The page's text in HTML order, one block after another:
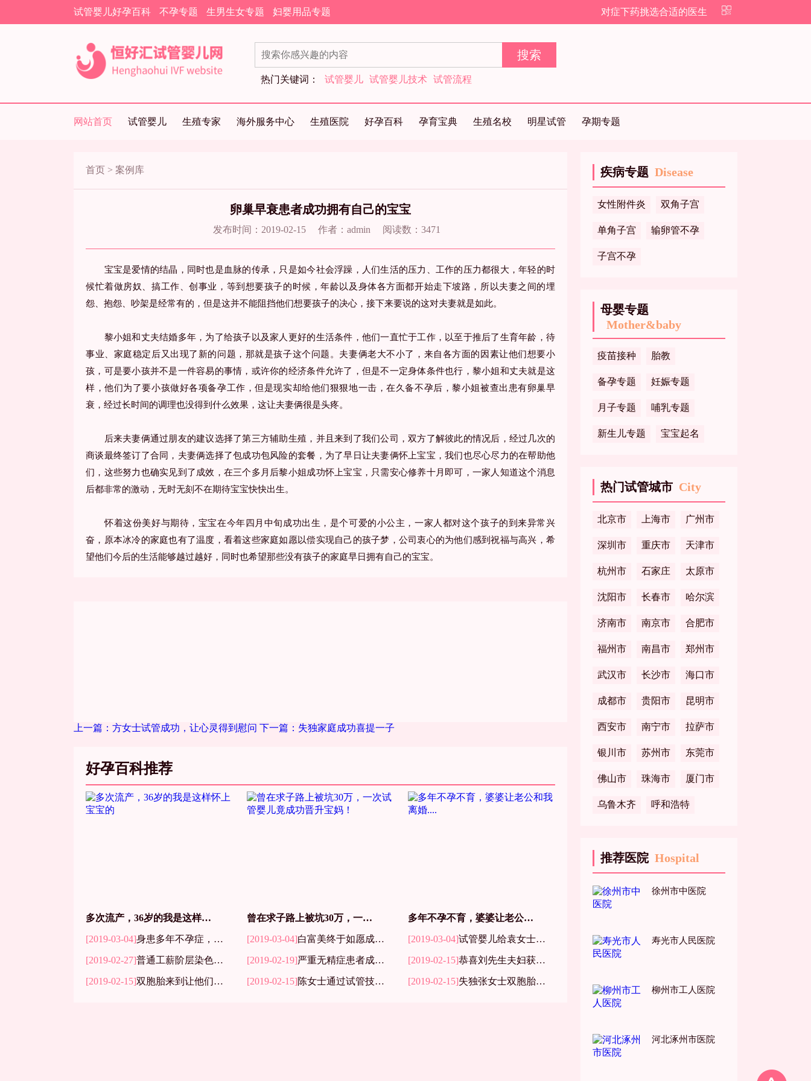
试管婴儿好孕百科 不孕专题 生男生女专题 妇婴用品专题 对症下药挑选合适的医生
热门关键词： 试管婴儿 试管婴儿技术 试管流程
网站首页 试管婴儿 生殖专家 海外服务中心 生殖医院 好孕百科 孕育宝典 生殖名校 明星试管 孕期专题
首页 > 案例库
卵巢早衰患者成功拥有自己的宝宝
发布时间：2019-02-15 作者：admin 阅读数：3471
宝宝是爱情的结晶，同时也是血脉的传承，只是如今社会浮躁，人们生活的压力、工作的压力都很大，年轻的时
候忙着做房奴、搞工作、创事业，等到想要孩子的时候，年龄以及身体各方面都开始走下坡路，所以夫妻之间的埋
怨、抱怨、吵架是经常有的，但是这并不能阻挡他们想要孩子的决心，接下来要说的这对夫妻就是如此。
黎小姐和丈夫结婚多年，为了给孩子以及家人更好的生活条件，他们一直忙于工作，以至于推后了生育年龄，待
事业、家庭稳定后又出现了新的问题，那就是孩子这个问题。夫妻俩老大不小了，来自各方面的因素让他们想要小
孩，可是要小孩并不是一件容易的事情，或许你的经济条件允许了，但是不一定身体条件也行，黎小姐和丈夫就是这
样，他们为了要小孩做好各项备孕工作，但是现实却给他们狠狠地一击，在久备不孕后，黎小姐被查出患有卵巢早
衰，经过长时间的调理也没得到什么效果，这让夫妻俩很是头疼。
后来夫妻俩通过朋友的建议选择了第三方辅助生殖，并且来到了我们公司，双方了解彼此的情况后，经过几次的
商谈最终签订了合同，夫妻俩选择了包成功包风险的套餐，为了早日让夫妻俩怀上宝宝，我们也尽心尽力的在帮助他
们，这些努力也确实见到了成效，在三个多月后黎小姐成功怀上宝宝，只需安心修养十月即可，一家人知道这个消息
后都非常的激动，无时无刻不在期待宝宝快快出生。
怀着这份美好与期待，宝宝在今年四月中旬成功出生，是个可爱的小公主，一家人都对这个孩子的到来异常兴
奋，原本冰冷的家庭也有了温度，看着这些家庭如愿以偿实现自己的孩子梦，公司衷心的为他们感到祝福与高兴，希
望他们今后的生活能够越过越好，同时也希望那些没有孩子的家庭早日拥有自己的宝宝。
上一篇：方女士试管成功，让心灵得到慰问 下一篇：失独家庭成功喜提一子
好孕百科推荐
多次流产，36岁的我是这样怀上宝宝的 曾在求子路上被坑30万，一次试管婴儿竟成功晋升宝妈！ 多年不孕不育，婆婆让老公和我离婚....
[2019-03-04]身患多年不孕症，试管后林小姐终于家庭美满 [2019-03-04]白富美终于如愿成功当了妈妈 [2019-03-04]试管婴儿给袁女士送来龙凤双喜
[2019-02-27]普通工薪阶层染色体异常也能成功做试管婴儿 [2019-02-19]严重无精症患者成功当爸爸！ [2019-02-15]恭喜刘先生夫妇获得自己的第二胎
[2019-02-15]双胞胎来到让他们幸福两家人 [2019-02-15]陈女士通过试管技术解决无子难题，成功当妈！ [2019-02-15]失独张女士双胞胎一次成功
疾病专题 Disease
女性附件炎 双角子宫
单角子宫 输卵管不孕
子宫不孕
母婴专题
Mother&baby
疫苗接种 胎教
备孕专题 妊娠专题
月子专题 哺乳专题
新生儿专题 宝宝起名
热门试管城市 City
北京市 上海市 广州市
深圳市 重庆市 天津市
杭州市 石家庄 太原市
沈阳市 长春市 哈尔滨
济南市 南京市 合肥市
福州市 南昌市 郑州市
武汉市 长沙市 海口市
成都市 贵阳市 昆明市
西安市 南宁市 拉萨市
银川市 苏州市 东莞市
佛山市 珠海市 厦门市
乌鲁木齐 呼和浩特
推荐医院 Hospital
徐州市中医院
寿光市人民医院
柳州市工人医院
河北涿州市医院